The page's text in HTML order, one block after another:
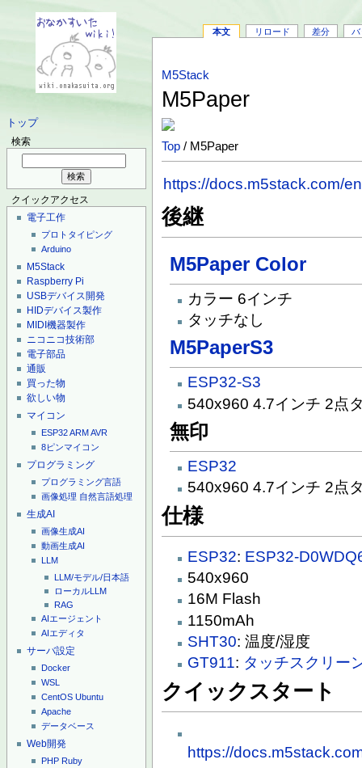
トップ
検索
クイックアクセス
電子工作
プロトタイピング
Arduino
M5Stack
Raspberry Pi
USBデバイス開発
HIDデバイス製作
MIDI機器製作
ニコニコ技術部
電子部品
通販
買った物
欲しい物
マイコン
ESP32ARMAVR
8ピンマイコン
プログラミング
プログラミング言語
画像処理 自然言語処理
生成AI
画像生成AI
動画生成AI
LLM
LLM/モデル/日本語
ローカルLLM
RAG
AIエージェント
AIエディタ
サーバ設定
Docker
WSL
CentOS Ubuntu
Apache
データベース
Web開発
PHP Ruby
本文 リロード 差分 バ
M5Stack
M5Paper
Top / M5Paper
https://docs.m5stack.com/
後継
M5Paper Color
カラー 6インチ
タッチなし
M5PaperS3
ESP32-S3
540x960 4.7インチ 2点
無印
ESP32
540x960 4.7インチ 2点
仕様
ESP32: ESP32-
540x960
16M Flash
1150mAh
SHT30: 温度/湿度
GT911: タッチスクリー
クイックスタート
https://